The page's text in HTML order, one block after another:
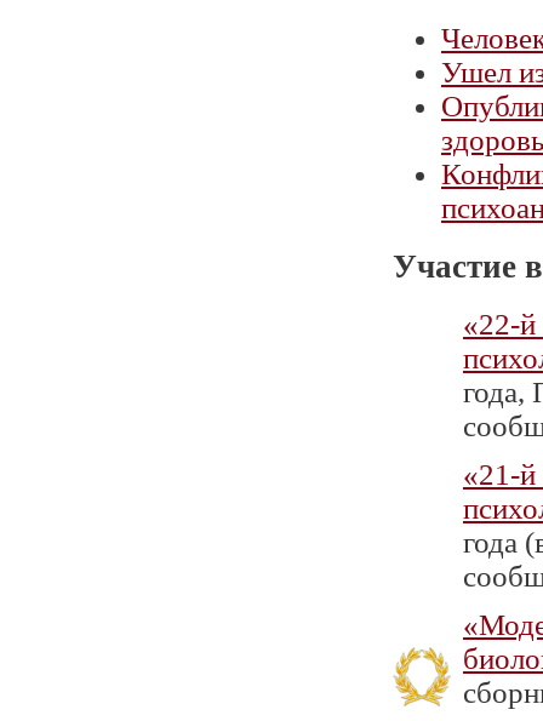
Ушел
Участие
«22-й
года,
«21-й
года